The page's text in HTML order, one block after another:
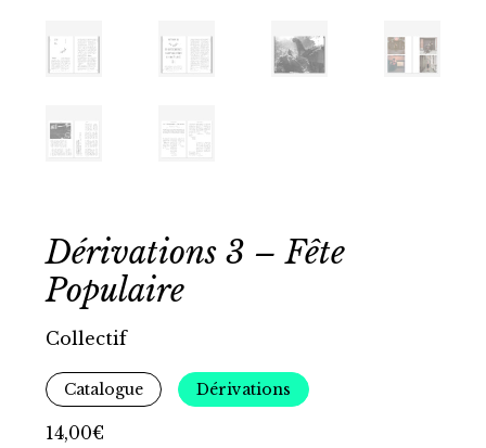
Dérivations 3 – Fête
Populaire
Collectif
Catalogue Dérivations
14,00€